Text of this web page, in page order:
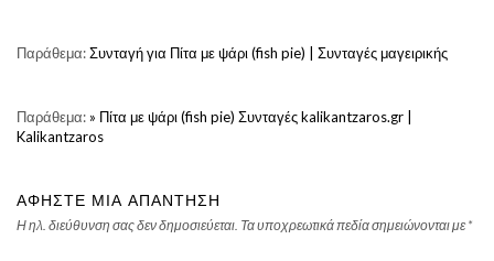
Παράθεμα:Συνταγή για Πίτα με ψάρι (fish pie) | Συνταγές μαγειρικής
Παράθεμα: » Πίτα με ψάρι (fish pie) Συνταγές kalikantzaros.gr |
Kalikantzaros
ΑΦΉΣΤΕ ΜΙΑ ΑΠΆΝΤΗΣΗ
Η ηλ. διεύθυνση σας δεν δημοσιεύεται. Τα υποχρεωτικά πεδία σημειώνονται με*